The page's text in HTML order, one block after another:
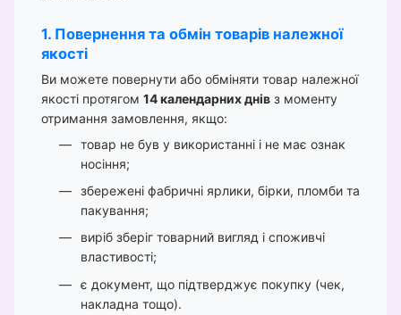
1. Повернення та обмін товарів належної
якості
Ви можете повернути або обміняти товар належної
якості протягом 14 календарних днів з моменту
отримання замовлення, якщо:
товар не був у використанні і не має ознак
носіння;
збережені фабричні ярлики, бірки, пломби та
пакування;
виріб зберіг товарний вигляд і споживчі
властивості;
є документ, що підтверджує покупку (чек,
накладна тощо).